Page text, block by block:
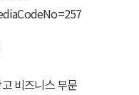
비즈니스 부문